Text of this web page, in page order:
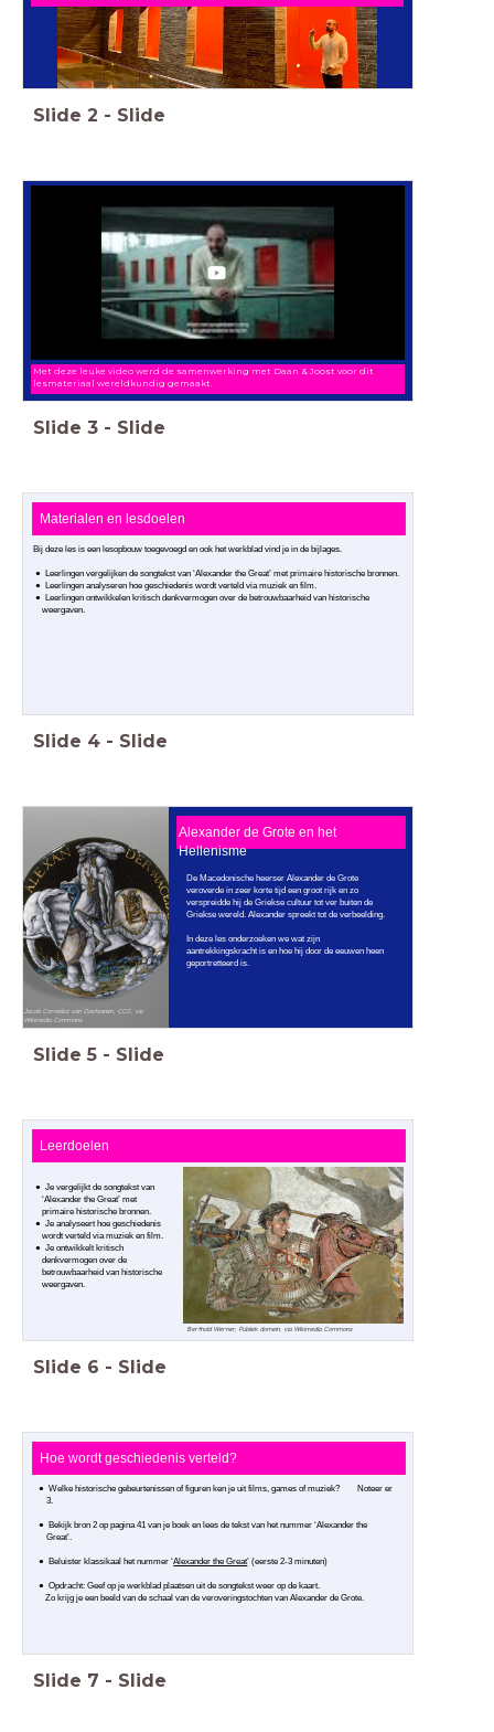
Slide 2 - Slide
Met deze leuke video werd de samenwerking met Daan & Joost voor dit
lesmateriaal wereldkundig gemaakt.
Slide 3 - Slide
Materialen en lesdoelen
Bij deze les is een lesopbouw toegevoegd en ook het werkblad vind je in de bijlages.
Leerlingen vergelijken de songtekst van ‘Alexander the Great’ met primaire historische bronnen.
Leerlingen analyseren hoe geschiedenis wordt verteld via muziek en film.
Leerlingen ontwikkelen kritisch denkvermogen over de betrouwbaarheid van historische
weergaven.
Slide 4 - Slide
De Macedonische heerser Alexander de Grote
veroverde in zeer korte tijd een groot rijk en zo
verspreidde hij de Griekse cultuur tot ver buiten de
Griekse wereld. Alexander spreekt tot de verbeelding.
In deze les onderzoeken we wat zijn
aantrekkingskracht is en hoe hij door de eeuwen heen
geportretteerd is.
Alexander de Grote en het
Hellenisme
Jacob Cornelisz van Oostsanen, CC0, via
Wikimedia Commons
Slide 5 - Slide
Leerdoelen
Je vergelijkt de songtekst van
‘Alexander the Great’ met
primaire historische bronnen.
Je analyseert hoe geschiedenis
wordt verteld via muziek en film.
Je ontwikkelt kritisch
denkvermogen over de
betrouwbaarheid van historische
weergaven.
Berthold Werner, Publiek domein, via Wikimedia Commons
Slide 6 - Slide
Hoe wordt geschiedenis verteld?
Welke historische gebeurtenissen of figuren ken je uit films, games of muziek? Noteer er
3.
Bekijk bron 2 op pagina 41 van je boek en lees de tekst van het nummer ‘Alexander the
Great’.
Beluister klassikaal het nummer ‘Alexander the Great’ (eerste 2-3 minuten)
Opdracht: Geef op je werkblad plaatsen uit de songtekst weer op de kaart.
Zo krijg je een beeld van de schaal van de veroveringstochten van Alexander de Grote.
Slide 7 - Slide